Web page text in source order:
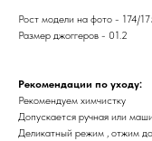
Рост модели на фото - 174/
Размер джоггеров - 01.2
Рекомендации по уходу:
Рекомендуем химчистку
Допускается ручная или
Деликатный режим , отжим